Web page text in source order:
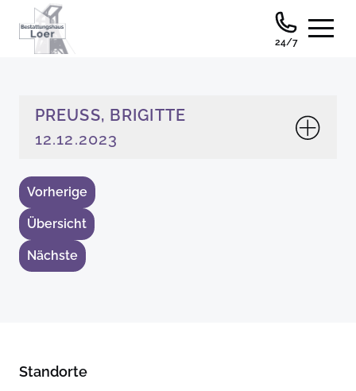
24/7
PREUSS, BRIGITTE
12.12.2023
Vorherige
Übersicht
Nächste
Standorte